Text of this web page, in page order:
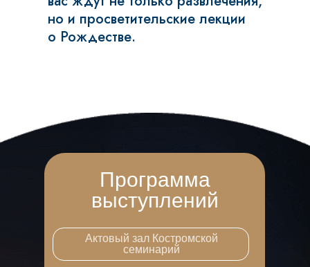
но и просветительские лекции
о Рождестве.
Программа
выступлений
Актовый зал Костромской
семинарий